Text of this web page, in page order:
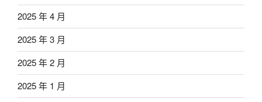
2025 年 4 月
2025 年 3 月
2025 年 2 月
2025 年 1 月